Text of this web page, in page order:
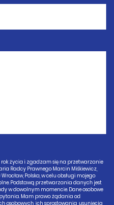
życia i zgadzam się na przetwarzanie
Radcy Prawnego Marcin Miśkiewicz,
Polska, w celu obsługi mojego
Podstawą przetwarzania danych jest
w dowolnym momencie. Dane osobowe
Mam prawo żądania od
ich sprostowania, usunięcia